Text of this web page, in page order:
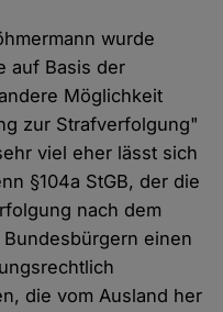
wurde
auf Basis der
Möglichkeit
zur Strafverfolgung"
viel eher lässt sich
§104a StGB, der die
nach dem
einen
die vom Ausland her